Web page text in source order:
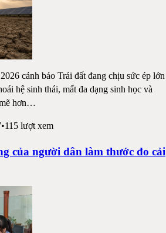
cảnh báo Trái đất đang chịu sức ép lớn
hệ sinh thái, mất đa dạng sinh học và
hơn…
•115 lượt xem
của người dân làm thước đo cải